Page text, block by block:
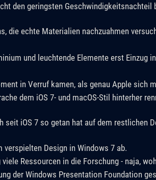
den geringsten Geschwindigkeitsnachteil
die echte Materialien nachzuahmen
und leuchtende Elemente erst Einzug
in Verruf kamen, als genau Apple sich
dem iOS 7- und macOS-Stil hinterher
seit iOS 7 so getan hat auf dem restlichen
Design in Windows 7 ab.
Ressourcen in die Forschung - naja,
der Windows Presentation Foundation